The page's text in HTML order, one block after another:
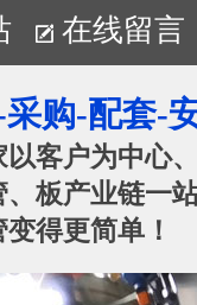
在线留言
购-配套-
以客户为中心
、板产业链一
得更简单！